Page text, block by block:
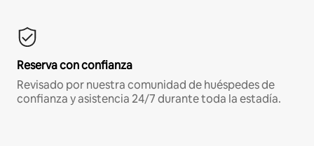
Reserva con confianza
Revisado por nuestra comunidad de huéspedes de
confianza y asistencia 24/7 durante toda la estadía.